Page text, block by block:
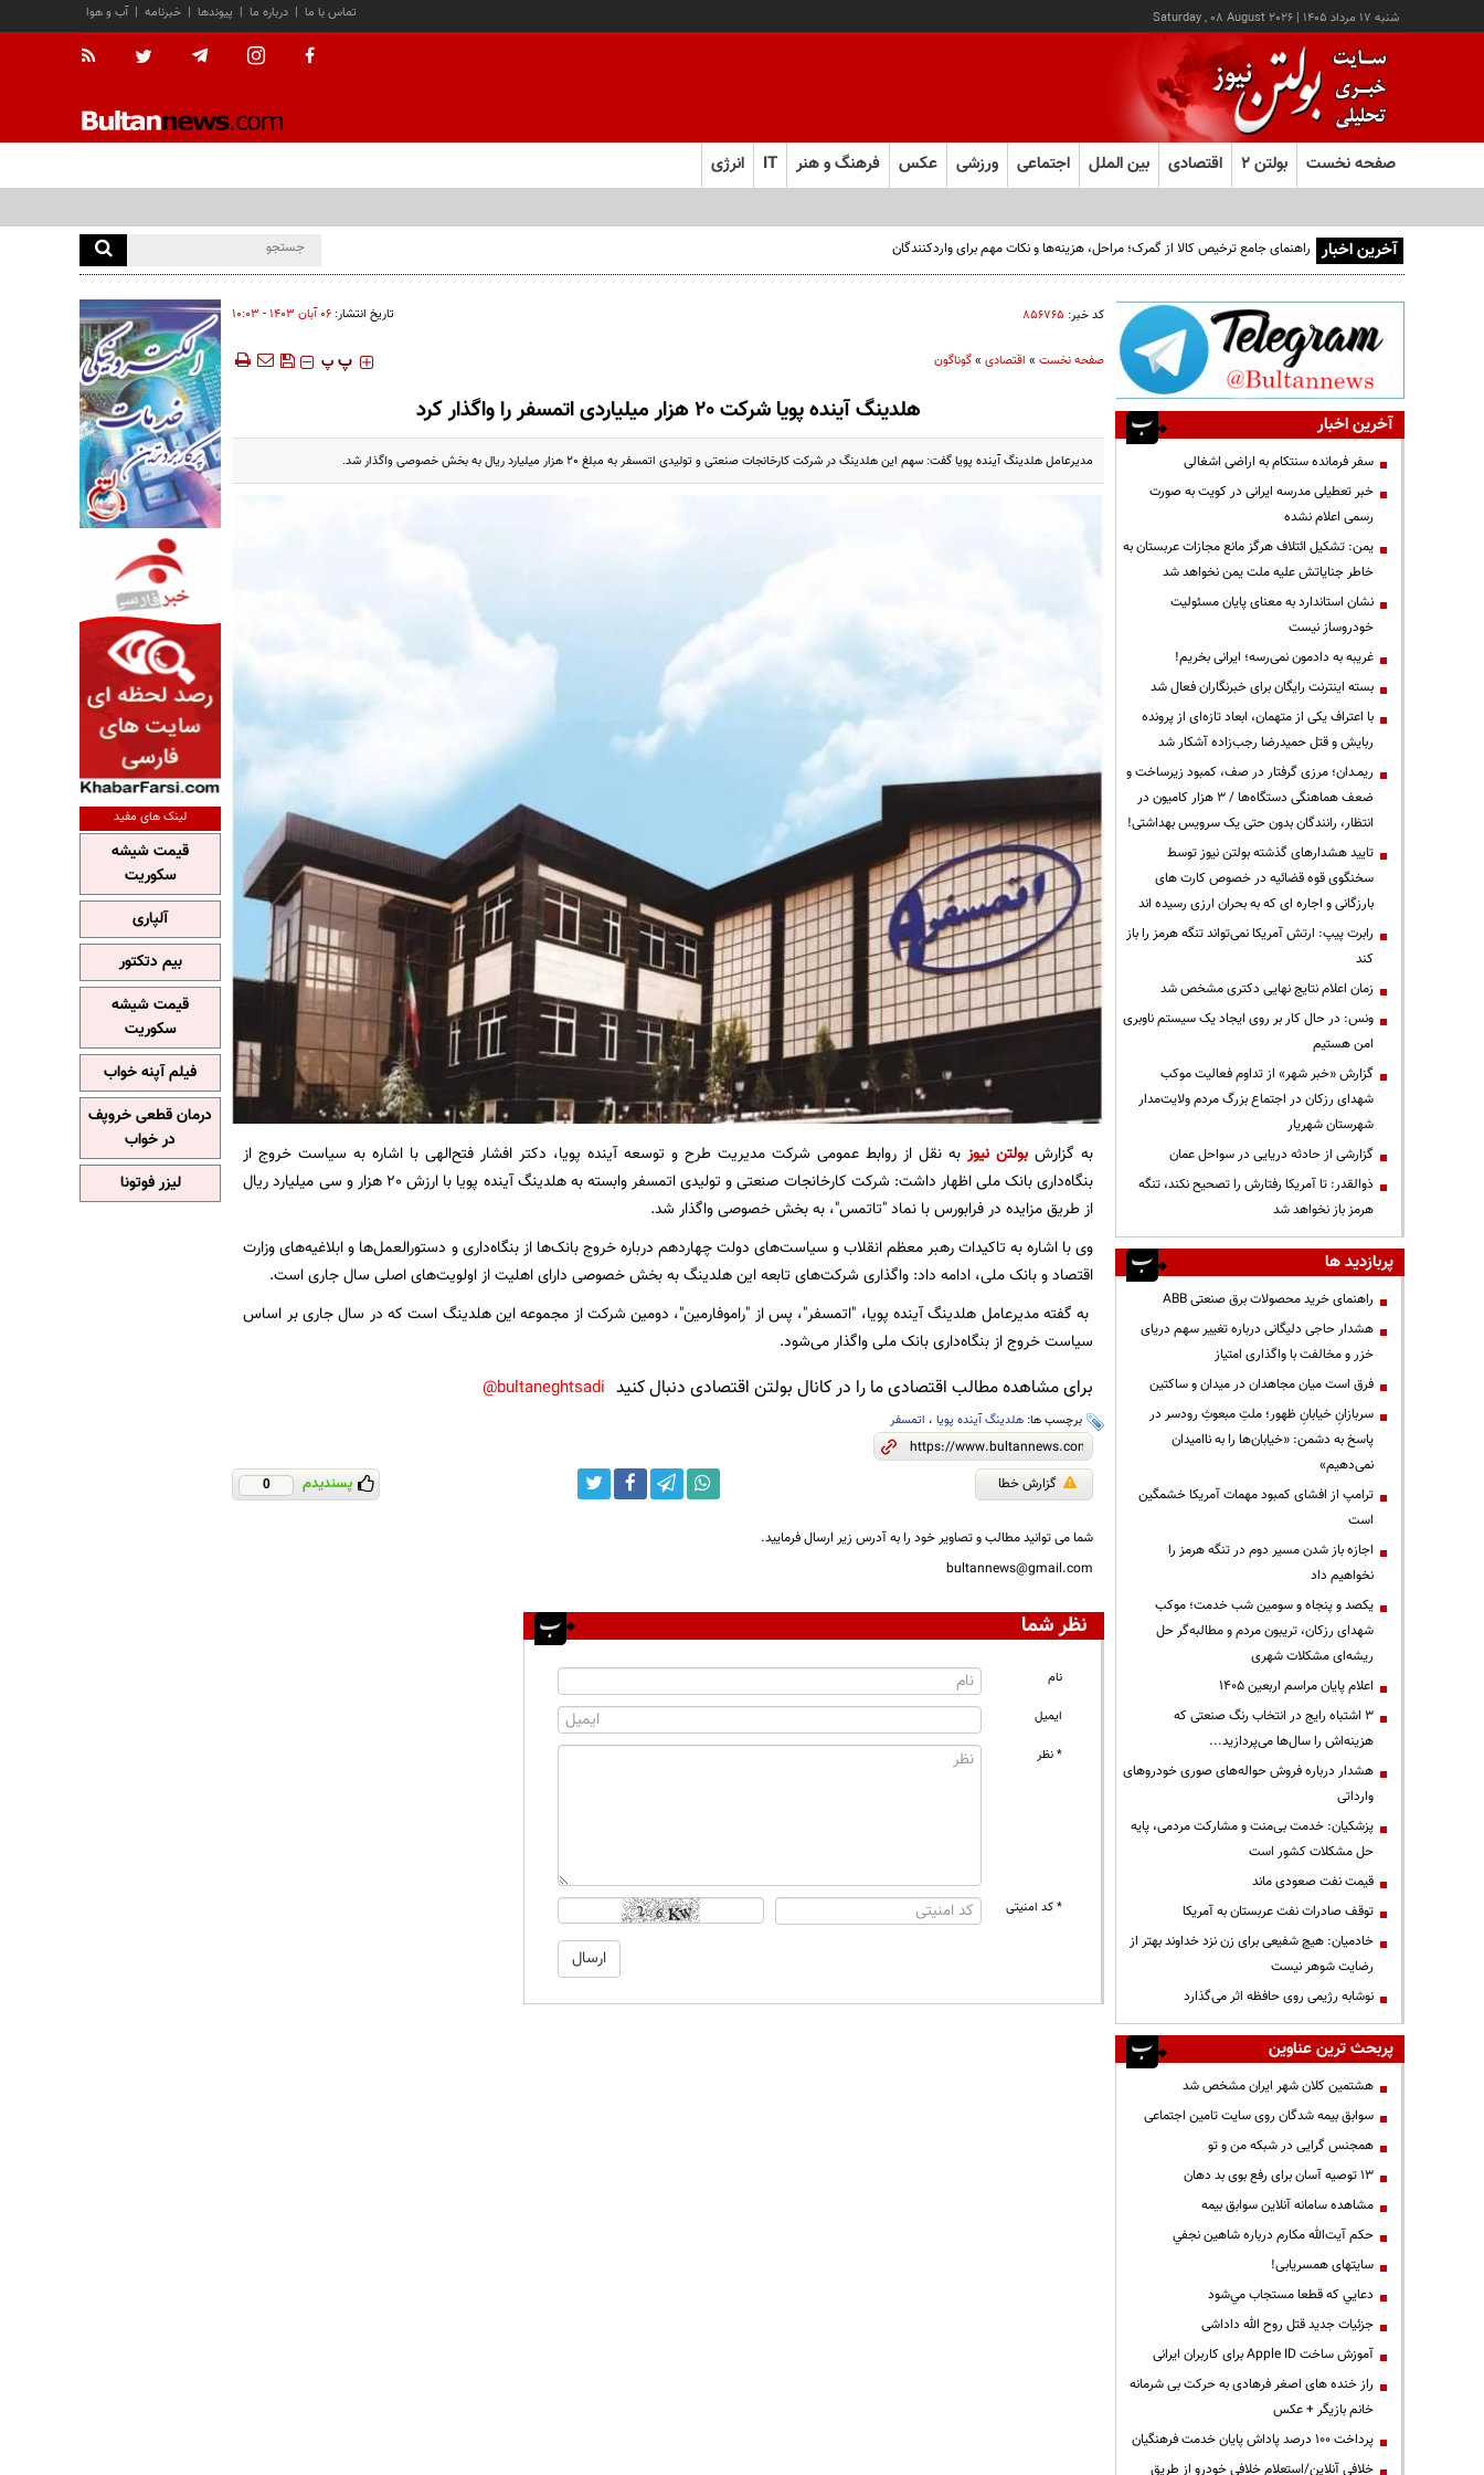
شنبه ۱۷ مرداد ۱۴۰۵ |
Saturday , 08 August 2026 آب و هوا | خبرنامه | پیوندها | درباره ما | تماس با ما
صفحه نخست بولتن ۲ اقتصادی بین الملل اجتماعی ورزشی عکس فرهنگ و هنر IT انرژی
آخرین اخبار راهنمای جامع ترخیص کالا از گمرک؛ مراحل، هزینه‌ها و نکات مهم برای واردکنندگان
کد خبر: ۸۵۶۷۶۵ تاریخ انتشار: ۰۶ آبان ۱۴۰۳ - ۱۰:۰۳
صفحه نخست» اقتصادی»گوناگون ‍‍‍ پ پ
هلدینگ آینده پویا شرکت 20 هزار میلیاردی اتمسفر را واگذار کرد
مدیرعامل هلدینگ آینده پویا گفت: سهم این هلدینگ در شرکت کارخانجات صنعتی و تولیدی اتمسفر به مبلغ 20 هزار میلیارد ریال به بخش خصوصی واگذار شد.
به گزارش بولتن نیوزبه نقل از روابط عمومی شرکت مدیریت طرح و توسعه آینده پویا، دکتر افشار فتح‌الهی با اشاره به سیاست خروج از
بنگاه‌داری بانک ملی اظهار داشت: شرکت کارخانجات صنعتی و تولیدی اتمسفر وابسته به هلدینگ آینده پویا با ارزش 20 هزار و سی میلیارد ریال
از طریق مزایده در فرابورس با نماد "تاتمس"، به بخش خصوصی واگذار شد.
وی با اشاره به تاکیدات رهبر معظم انقلاب و سیاست‌های دولت چهاردهم درباره خروج بانک‌ها از بنگاه‌داری و دستورالعمل‌ها و ابلاغیه‌های وزارت
اقتصاد و بانک ملی، ادامه داد: واگذاری شرکت‌های تابعه این هلدینگ به بخش خصوصی دارای اهلیت از اولویت‌های اصلی سال جاری است.
به گفته مدیرعامل هلدینگ آینده پویا، "اتمسفر"، پس از "راموفارمین"، دومین شرکت از مجموعه این هلدینگ است که در سال جاری بر اساس
سیاست خروج از بنگاه‌داری بانک ملی واگذار می‌شود.
برای مشاهده مطالب اقتصادی ما را در کانال بولتن اقتصادی دنبال کنید bultaneghtsadi@
برچسب ها: هلدینگ آینده پویا، اتمسفر
گزارش خطا پسندیدم 0
شما می توانید مطالب و تصاویر خود را به آدرس زیر ارسال فرمایید.
bultannews@gmail.com
نظر شما
نام
ایمیل
* نظر
* کد امنیتی
آخرین اخبار
سفر فرمانده سنتکام به اراضی اشغالی
خبر تعطیلی مدرسه ایرانی در کویت به صورت
رسمی اعلام نشده
یمن: تشکیل ائتلاف هرگز مانع مجازات عربستان به
خاطر جنایاتش علیه ملت یمن نخواهد شد
نشان استاندارد به معنای پایان مسئولیت
خودروساز نیست
غریبه به دادمون نمی‌رسه؛ ایرانی بخریم!
بسته اینترنت رایگان برای خبرنگاران فعال شد
با اعتراف یکی از متهمان، ابعاد تازه‌ای از پرونده
ربایش و قتل حمیدرضا رجب‌زاده آشکار شد
ریمـدان؛ مرزی گرفتار در صف، کمبود زیرساخت و
ضعف هماهنگی دستگاه‌ها / ۳ هزار کامیون در
انتظار، رانندگان بدون حتی یک سرویس بهداشتی!
تایید هشدارهای گذشته بولتن نیوز توسط
سخنگوی قوه قضائیه در خصوص کارت های
بارزگانی و اجاره ای که به بحران ارزی رسیده اند
رابرت پیپ: ارتش آمریکا نمی‌تواند تنگه هرمز را باز
کند
زمان اعلام نتایج نهایی دکتری مشخص شد
ونس: در حال کار بر روی ایجاد یک سیستم ناوبری
امن هستیم
گزارش «خبر شهر» از تداوم فعالیت موکب
شهدای رزکان در اجتماع بزرگ مردم ولایت‌مدار
شهرستان شهریار
گزارشی از حادثه دریایی در سواحل عمان
ذوالقدر: تا آمریکا رفتارش را تصحیح نکند، تنگه
هرمز باز نخواهد شد
پربازدید ها
راهنمای خرید محصولات برق صنعتی ABB
هشدار حاجی دلیگانی درباره تغییر سهم دریای
خزر و مخالفت با واگذاری امتیاز
فرق است میان مجاهدان در میدان و ساکتین
سربازانِ خیابانِ ظهور؛ ملتِ مبعوثِ رودسر در
پاسخ به دشمن: «خیابان‌ها را به ناامیدان
نمی‌دهیم»
ترامپ از افشای کمبود مهمات آمریکا خشمگین
است
اجازه باز شدن مسیر دوم در تنگه هرمز را
نخواهیم داد
یکصد و پنجاه و سومین شب خدمت؛ موکب
شهدای رزکان، تریبون مردم و مطالبه‌گر حل
ریشه‌ای مشکلات شهری
اعلام پایان مراسم اربعین ۱۴۰۵
3 اشتباه رایج در انتخاب رنگ صنعتی که
هزینه‌اش را سال‌ها می‌پردازید...
هشدار درباره فروش حواله‌های صوری خودروهای
وارداتی
پزشکیان: خدمت بی‌منت و مشارکت مردمی، پایه
حل مشکلات کشور است
قیمت نفت صعودی ماند
توقف صادرات نفت عربستان به آمریکا
خادمیان: هیچ شفیعی برای زن نزد خداوند بهتر از
رضایت شوهر نیست
نوشابه رژیمی روی حافظه اثر می‌گذارد
پربحث ترین عناوین
هشتمین کلان شهر ایران مشخص شد
سوابق بیمه شدگان روی سایت تامین اجتماعی
همجنس گرایی در شبکه من و تو
13 توصیه آسان برای رفع بوی بد دهان
مشاهده سامانه آنلاين سوابق بیمه
حكم آيت‌الله مكارم درباره شاهين نجفي
سایتهای همسریابی!
دعايي كه قطعا مستجاب مي‌شود
جزئیات جدید قتل روح الله داداشی
آموزش ساخت Apple ID برای کاربران ایرانی
راز خنده های اصغر فرهادی به حرکت بی شرمانه
خانم بازیگر + عکس
پرداخت ۱۰۰ درصد پاداش پایان خدمت فرهنگیان
خلافی آنلاین/استعلام خلافی خودرو از طریق
لینک های مفید
قیمت شیشه
سکوریت
آلپاری
بیم دتکتور
قیمت شیشه
سکوریت
فیلم آپنه خواب
درمان قطعی خروپف
در خواب
لیزر فوتونا